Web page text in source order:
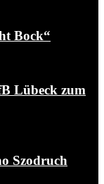
Bock“
Lübeck zum
Szodruch